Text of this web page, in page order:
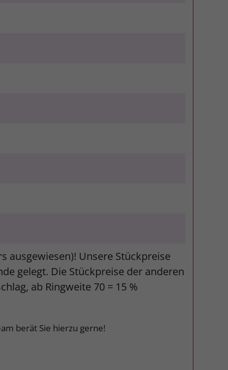
ausgewiesen)! Unsere Stückpreise
gelegt. Die Stückpreise der anderen
ab Ringweite 70 = 15 %
berät Sie hierzu gerne!